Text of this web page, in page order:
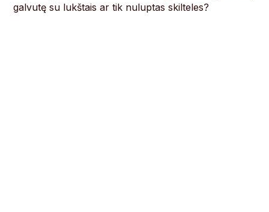
galvutę su lukštais ar tik nuluptas skilteles?